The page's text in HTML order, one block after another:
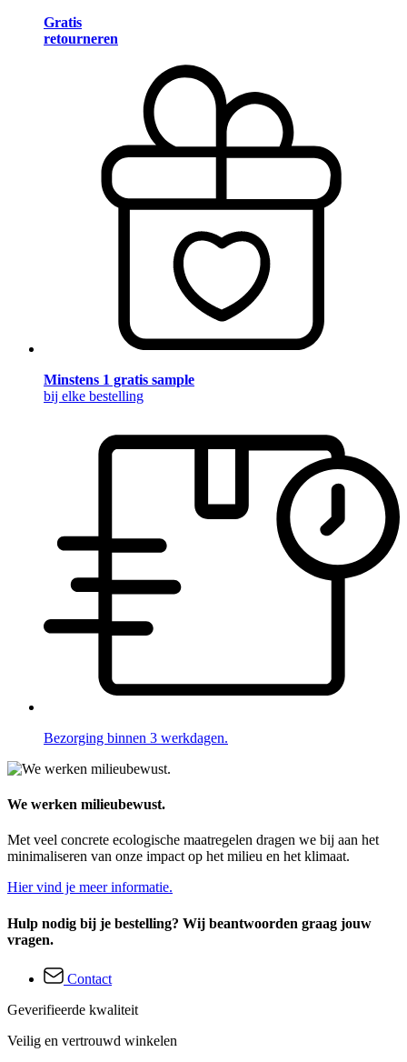
Gratis
retourneren
Minstens 1 gratis sample
bij elke bestelling
Bezorging binnen 3 werkdagen.
We werken milieubewust.
Met veel concrete ecologische maatregelen dragen we bij aan het
minimaliseren van onze impact op het milieu en het klimaat.
Hier vind je meer informatie.
Hulp nodig bij je bestelling? Wij beantwoorden graag jouw
vragen.
Contact
Geverifieerde kwaliteit
Veilig en vertrouwd winkelen